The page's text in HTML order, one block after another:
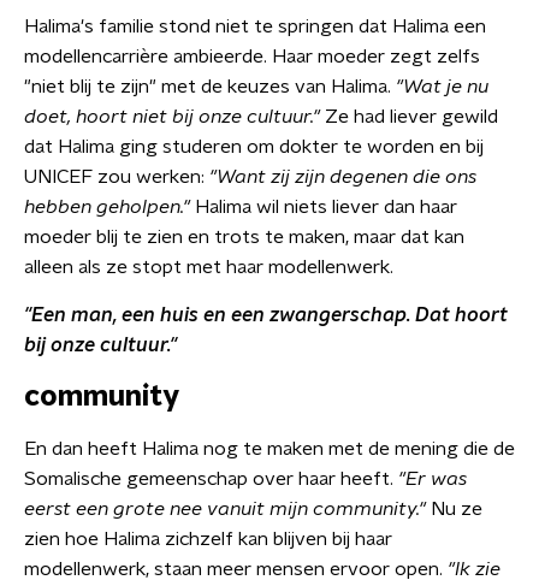
Halima's familie stond niet te springen dat Halima een
modellencarrière ambieerde. Haar moeder zegt zelfs
"niet blij te zijn" met de keuzes van Halima. "Wat je nu
doet, hoort niet bij onze cultuur." Ze had liever gewild
dat Halima ging studeren om dokter te worden en bij
UNICEF zou werken: "Want zij zijn degenen die ons
hebben geholpen." Halima wil niets liever dan haar
moeder blij te zien en trots te maken, maar dat kan
alleen als ze stopt met haar modellenwerk.
"Een man, een huis en een zwangerschap. Dat hoort
bij onze cultuur."
community
En dan heeft Halima nog te maken met de mening die de
Somalische gemeenschap over haar heeft. "Er was
eerst een grote nee vanuit mijn community." Nu ze
zien hoe Halima zichzelf kan blijven bij haar
modellenwerk, staan meer mensen ervoor open. "Ik zie